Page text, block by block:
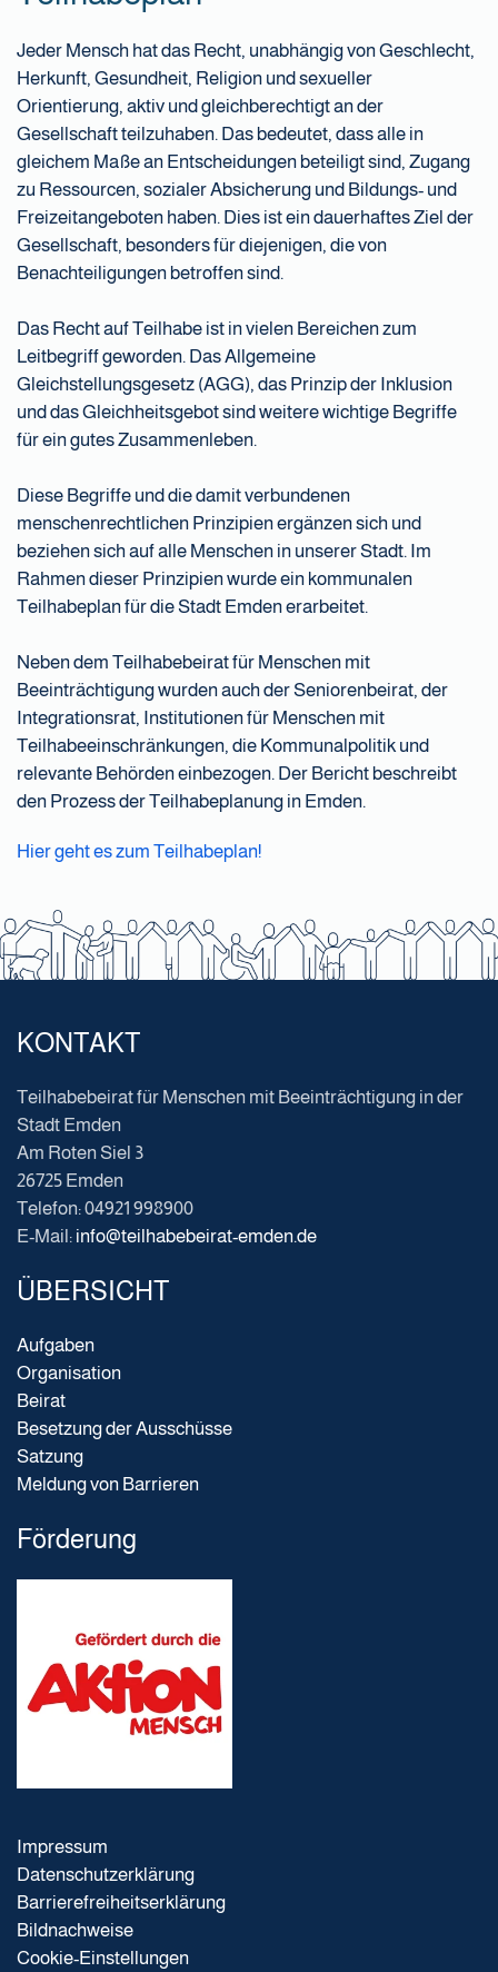
Jeder Mensch hat das Recht, unabhängig von Geschlecht,
Herkunft, Gesundheit, Religion und sexueller
Orientierung, aktiv und gleichberechtigt an der
Gesellschaft teilzuhaben. Das bedeutet, dass alle in
gleichem Maße an Entscheidungen beteiligt sind, Zugang
zu Ressourcen, sozialer Absicherung und Bildungs- und
Freizeitangeboten haben. Dies ist ein dauerhaftes Ziel der
Gesellschaft, besonders für diejenigen, die von
Benachteiligungen betroffen sind.
Das Recht auf Teilhabe ist in vielen Bereichen zum
Leitbegriff geworden. Das Allgemeine
Gleichstellungsgesetz (AGG), das Prinzip der Inklusion
und das Gleichheitsgebot sind weitere wichtige Begriffe
für ein gutes Zusammenleben.
Diese Begriffe und die damit verbundenen
menschenrechtlichen Prinzipien ergänzen sich und
beziehen sich auf alle Menschen in unserer Stadt. Im
Rahmen dieser Prinzipien wurde ein kommunalen
Teilhabeplan für die Stadt Emden erarbeitet.
Neben dem Teilhabebeirat für Menschen mit
Beeinträchtigung wurden auch der Seniorenbeirat, der
Integrationsrat, Institutionen für Menschen mit
Teilhabeeinschränkungen, die Kommunalpolitik und
relevante Behörden einbezogen. Der Bericht beschreibt
den Prozess der Teilhabeplanung in Emden.
Hier geht es zum Teilhabeplan!
KONTAKT
Teilhabebeirat für Menschen mit Beeinträchtigung in der
Stadt Emden
Am Roten Siel 3
26725 Emden
Telefon: 04921 998900
E-Mail: info@teilhabebeirat-emden.de
ÜBERSICHT
Aufgaben
Organisation
Beirat
Besetzung der Ausschüsse
Satzung
Meldung von Barrieren
Förderung
Impressum
Datenschutzerklärung
Barrierefreiheitserklärung
Bildnachweise
Cookie-Einstellungen